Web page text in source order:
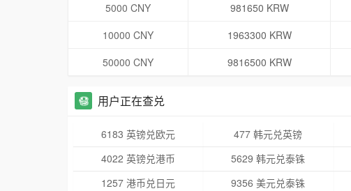
5000 CNY
981650 KRW
10000 CNY
1963300 KRW
50000 CNY
9816500 KRW
用户正在查兑
6183 英镑兑欧元 477 韩元兑英镑
4022 英镑兑港币
5629 韩元兑泰铢
1257 港币兑日元
9356 美元兑泰铢